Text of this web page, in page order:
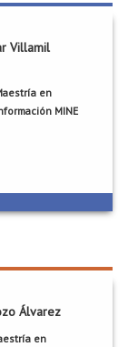
Villamil
en
MINE
Giraldo
Oficina:
631
Correo:
de Información
Álvarez
en
Álvarez